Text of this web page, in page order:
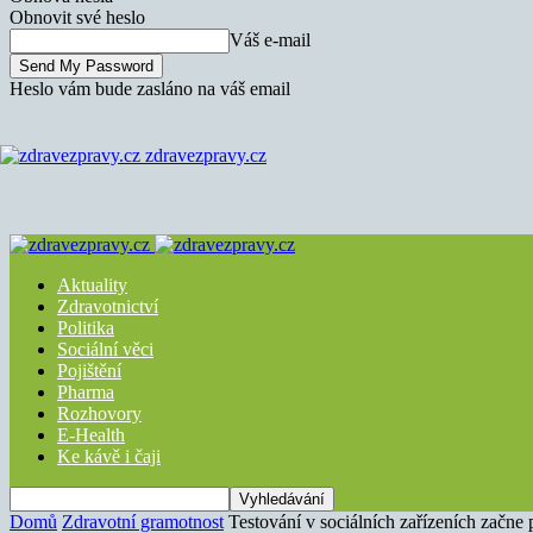
Obnovit své heslo
Váš e-mail
Heslo vám bude zasláno na váš email
zdravezpravy.cz
Aktuality
Zdravotnictví
Politika
Sociální věci
Pojištění
Pharma
Rozhovory
E-Health
Ke kávě i čaji
Domů Zdravotní gramotnost Testování v sociálních zařízeních začne